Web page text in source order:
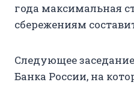
года максимальная
сбережениям
Следующее
Банка России, на